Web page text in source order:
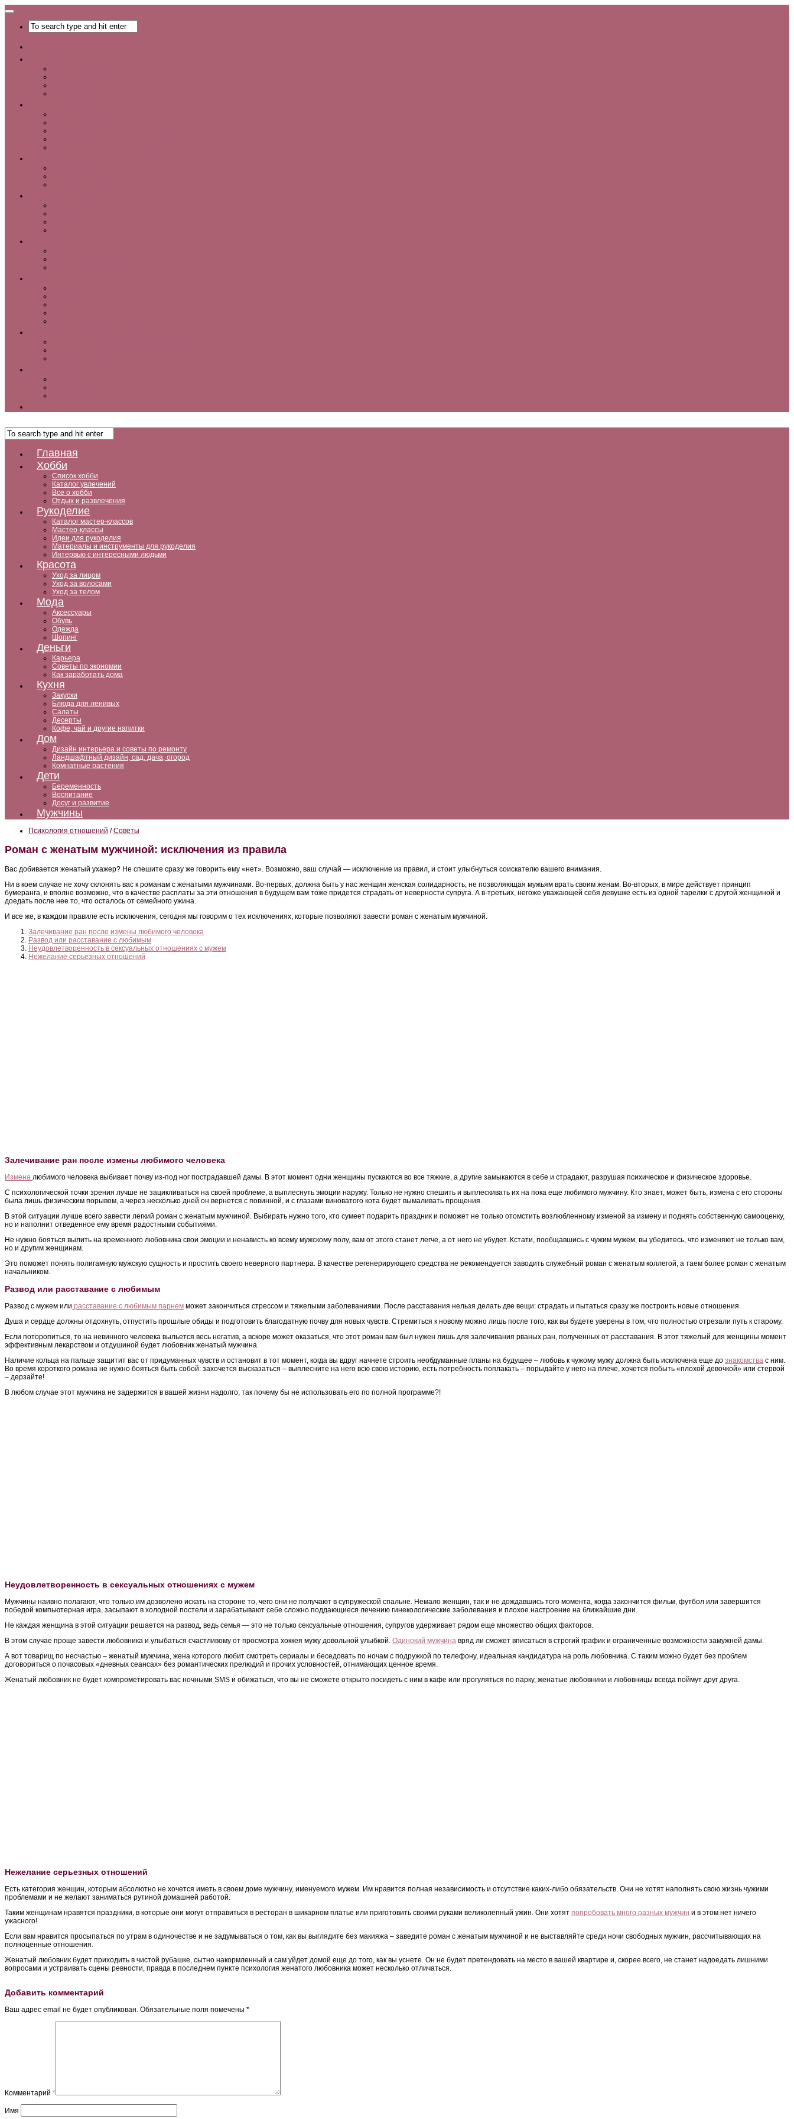
Главная
Хобби
Список хобби
Каталог увлечений
Все о хобби
Отдых и развлечения
Рукоделие
Каталог мастер-классов
Мастер-классы
Идеи для рукоделия
Материалы и инструменты для рукоделия
Интервью с интересными людьми
Красота
Уход за лицом
Уход за волосами
Уход за телом
Мода
Аксессуары
Обувь
Одежда
Шопинг
Деньги
Карьера
Советы по экономии
Как заработать дома
Кухня
Закуски
Блюда для ленивых
Салаты
Десерты
Кофе, чай и другие напитки
Дом
Дизайн интерьера и советы по ремонту
Ландшафтный дизайн, сад, дача, огород
Комнатные растения
Дети
Беременность
Воспитание
Досуг и развитие
Мужчины
Психология отношений / Советы
Роман с женатым мужчиной: исключения из правила
Вас добивается женатый ухажер? Не спешите сразу же говорить ему «нет». Возможно, ваш случай — исключение из правил, и стоит улыбнуться соискателю вашего внимания.
Ни в коем случае не хочу склонять вас к романам с женатыми мужчинами. Во-первых, должна быть у нас женщин женская солидарность, не позволяющая мужьям врать своим женам. Во-вторых, в мире действует принцип
бумеранга, и вполне возможно, что в качестве расплаты за эти отношения в будущем вам тоже придется страдать от неверности супруга. А в-третьих, негоже уважающей себя девушке есть из одной тарелки с другой женщиной и
доедать после нее то, что осталось от семейного ужина.
И все же, в каждом правиле есть исключения, сегодня мы говорим о тех исключениях, которые позволяют завести роман с женатым мужчиной.
Залечивание ран после измены любимого человека
Развод или расставание с любимым
Неудовлетворенность в сексуальных отношениях с мужем
Нежелание серьезных отношений
Залечивание ран после измены любимого человека
Измена любимого человека выбивает почву из-под ног пострадавшей дамы. В этот момент одни женщины пускаются во все тяжкие, а другие замыкаются в себе и страдают, разрушая психическое и физическое здоровье.
С психологической точки зрения лучше не зацикливаться на своей проблеме, а выплеснуть эмоции наружу. Только не нужно спешить и выплескивать их на пока еще любимого мужчину. Кто знает, может быть, измена с его стороны
была лишь физическим порывом, а через несколько дней он вернется с повинной, и с глазами виноватого кота будет вымаливать прощения.
В этой ситуации лучше всего завести легкий роман с женатым мужчиной. Выбирать нужно того, кто сумеет подарить праздник и поможет не только отомстить возлюбленному изменой за измену и поднять собственную самооценку,
но и наполнит отведенное ему время радостными событиями.
Не нужно бояться вылить на временного любовника свои эмоции и ненависть ко всему мужскому полу, вам от этого станет легче, а от него не убудет. Кстати, пообщавшись с чужим мужем, вы убедитесь, что изменяют не только вам,
но и другим женщинам.
Это поможет понять полигамную мужскую сущность и простить своего неверного партнера. В качестве регенерирующего средства не рекомендуется заводить служебный роман с женатым коллегой, а таем более роман с женатым
начальником.
Развод или расставание с любимым
Развод с мужем или расставание с любимым парнем может закончиться стрессом и тяжелыми заболеваниями. После расставания нельзя делать две вещи: страдать и пытаться сразу же построить новые отношения.
Душа и сердце должны отдохнуть, отпустить прошлые обиды и подготовить благодатную почву для новых чувств. Стремиться к новому можно лишь после того, как вы будете уверены в том, что полностью отрезали путь к старому.
Если поторопиться, то на невинного человека выльется весь негатив, а вскоре может оказаться, что этот роман вам был нужен лишь для залечивания рваных ран, полученных от расставания. В этот тяжелый для женщины момент
эффективным лекарством и отдушиной будет любовник женатый мужчина.
Наличие кольца на пальце защитит вас от придуманных чувств и остановит в тот момент, когда вы вдруг начнете строить необдуманные планы на будущее – любовь к чужому мужу должна быть исключена еще до знакомства с ним.
Во время короткого романа не нужно бояться быть собой: захочется высказаться – выплесните на него всю свою историю, есть потребность поплакать – порыдайте у него на плече, хочется побыть «плохой девочкой» или стервой
– дерзайте!
В любом случае этот мужчина не задержится в вашей жизни надолго, так почему бы не использовать его по полной программе?!
Неудовлетворенность в сексуальных отношениях с мужем
Мужчины наивно полагают, что только им дозволено искать на стороне то, чего они не получают в супружеской спальне. Немало женщин, так и не дождавшись того момента, когда закончится фильм, футбол или завершится
победой компьютерная игра, засыпают в холодной постели и зарабатывают себе сложно поддающиеся лечению гинекологические заболевания и плохое настроение на ближайшие дни.
Не каждая женщина в этой ситуации решается на развод, ведь семья — это не только сексуальные отношения, супругов удерживает рядом еще множество общих факторов.
В этом случае проще завести любовника и улыбаться счастливому от просмотра хоккея мужу довольной улыбкой. Одинокий мужчина вряд ли сможет вписаться в строгий график и ограниченные возможности замужней дамы.
А вот товарищ по несчастью – женатый мужчина, жена которого любит смотреть сериалы и беседовать по ночам с подружкой по телефону, идеальная кандидатура на роль любовника. С таким можно будет без проблем
договориться о почасовых «дневных сеансах» без романтических прелюдий и прочих условностей, отнимающих ценное время.
Женатый любовник не будет компрометировать вас ночными SMS и обижаться, что вы не сможете открыто посидеть с ним в кафе или прогуляться по парку, женатые любовники и любовницы всегда поймут друг друга.
Нежелание серьезных отношений
Есть категория женщин, которым абсолютно не хочется иметь в своем доме мужчину, именуемого мужем. Им нравится полная независимость и отсутствие каких-либо обязательств. Они не хотят наполнять свою жизнь чужими
проблемами и не желают заниматься рутиной домашней работой.
Таким женщинам нравятся праздники, в которые они могут отправиться в ресторан в шикарном платье или приготовить своими руками великолепный ужин. Они хотят попробовать много разных мужчин и в этом нет ничего
ужасного!
Если вам нравится просыпаться по утрам в одиночестве и не задумываться о том, как вы выглядите без макияжа – заведите роман с женатым мужчиной и не выставляйте среди ночи свободных мужчин, рассчитывающих на
полноценные отношения.
Женатый любовник будет приходить в чистой рубашке, сытно накормленный и сам уйдет домой еще до того, как вы уснете. Он не будет претендовать на место в вашей квартире и, скорее всего, не станет надоедать лишними
вопросами и устраивать сцены ревности, правда в последнем пункте психология женатого любовника может несколько отличаться.
Добавить комментарий
Ваш адрес email не будет опубликован. Обязательные поля помечены *
Комментарий *
Имя